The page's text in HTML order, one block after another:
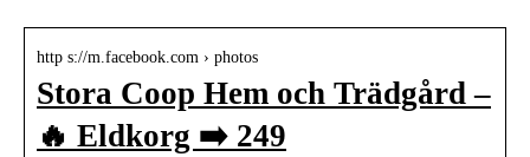
http s://m.facebook.com › photos
Stora Coop Hem och Trädgård –
🔥 Eldkorg ➡️ 249